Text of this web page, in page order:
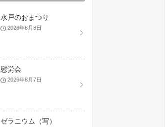
水戸のおまつり
2026年8月8日
慰労会
2026年8月7日
ゼラニウム（写）